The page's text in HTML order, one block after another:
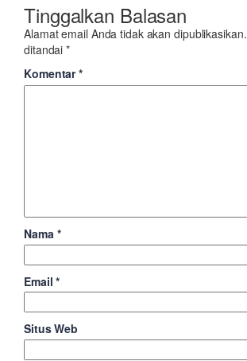
Tinggalkan Balasan
Alamat email Anda tidak akan dipublikasikan.
ditandai*
Komentar*
Nama *
Email*
Situs Web